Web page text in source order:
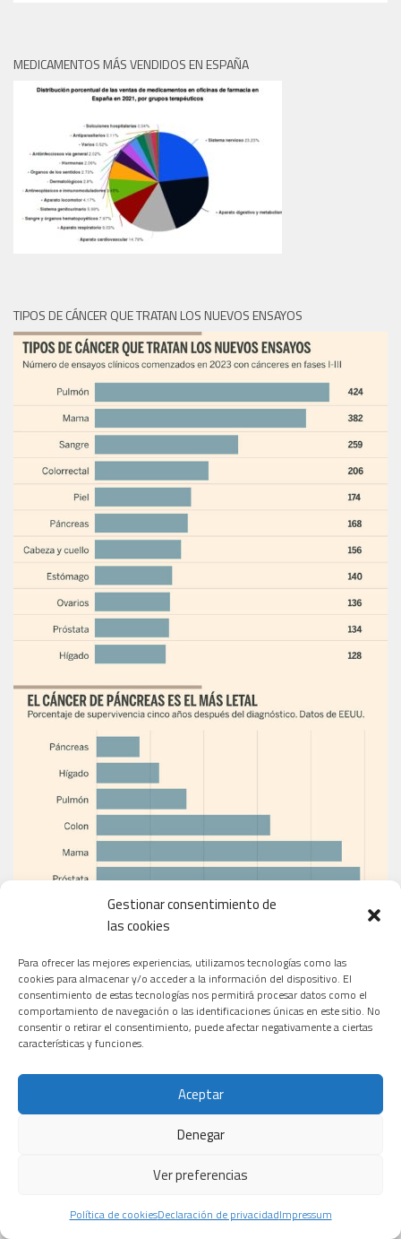
Gestionar consentimiento de
las cookies
Para ofrecer las mejores experiencias, utilizamos tecnologías como las
cookies para almacenar y/o acceder a la información del dispositivo. El
consentimiento de estas tecnologías nos permitirá procesar datos como el
comportamiento de navegación o las identificaciones únicas en este sitio. No
consentir o retirar el consentimiento, puede afectar negativamente a ciertas
características y funciones.
Aceptar
Denegar
Ver preferencias
Política de cookiesDeclaración de privacidadImpressum
MEDICAMENTOS MÁS VENDIDOS EN ESPAÑA
TIPOS DE CÁNCER QUE TRATAN LOS NUEVOS ENSAYOS
EL PERIÓDICO